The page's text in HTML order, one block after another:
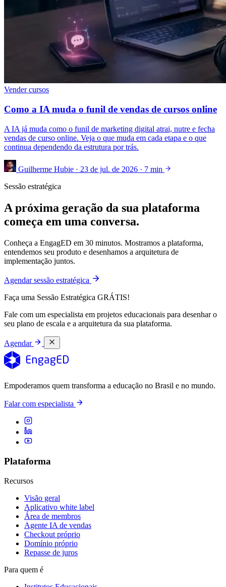
Vender cursos
Como a IA muda o funil de vendas de cursos online
A IA já muda como o funil de marketing digital atrai, nutre e fecha
vendas de curso online. Veja o que muda em cada etapa e o que
continua dependendo da estrutura por trás.
Guilherme Hubie · 23 de jul. de 2026 · 7 min
Sessão estratégica
A próxima geração da sua plataforma
começa em uma conversa.
Conheça a EngagED em 30 minutos. Mostramos a plataforma,
entendemos seu produto e desenhamos a arquitetura de
implementação juntos.
Agendar sessão estratégica
Faça uma Sessão Estratégica GRÁTIS!
Fale com um especialista em projetos educacionais para desenhar o
seu plano de escala e a arquitetura da sua plataforma.
Agendar
Empoderamos quem transforma a educação no Brasil e no mundo.
Falar com especialista
Plataforma
Recursos
Visão geral
Aplicativo white label
Área de membros
Agente IA de vendas
Checkout próprio
Domínio próprio
Repasse de juros
Para quem é